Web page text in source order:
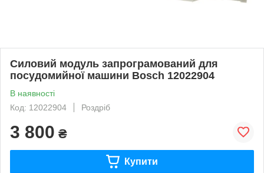
Силовий модуль запрограмований для
посудомийної машини Bosch 12022904
В наявності
Код: 12022904
Роздріб
3 800 ₴
Купити